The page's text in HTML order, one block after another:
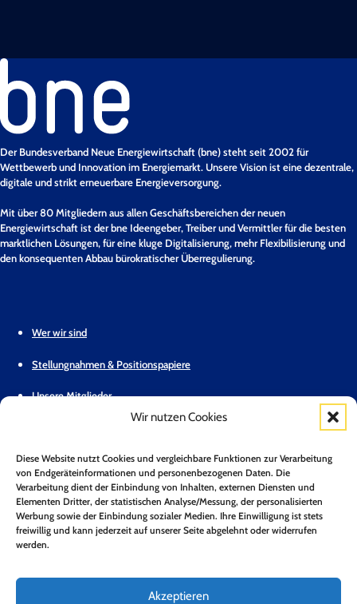
Wir nutzen Cookies
Diese Website nutzt Cookies und vergleichbare Funktionen zur Verarbeitung
von Endgeräteinformationen und personenbezogenen Daten. Die
Verarbeitung dient der Einbindung von Inhalten, externen Diensten und
Elementen Dritter, der statistischen Analyse/Messung, der personalisierten
Werbung sowie der Einbindung sozialer Medien. Ihre Einwilligung ist stets
freiwillig und kann jederzeit auf unserer Seite abgelehnt oder widerrufen
werden.
Akzeptieren
Der Bundesverband Neue Energiewirtschaft (bne) steht seit 2002 für
Wettbewerb und Innovation im Energiemarkt. Unsere Vision ist eine dezentrale,
digitale und strikt erneuerbare Energieversorgung.
Mit über 80 Mitgliedern aus allen Geschäftsbereichen der neuen
Energiewirtschaft ist der bne Ideengeber, Treiber und Vermittler für die besten
marktlichen Lösungen, für eine kluge Digitalisierung, mehr Flexibilisierung und
den konsequenten Abbau bürokratischer Überregulierung.
Wer wir sind
Stellungnahmen & Positionspapiere
Unsere Mitglieder
Pressemitteilungen
Mitglied werden
Kontakt